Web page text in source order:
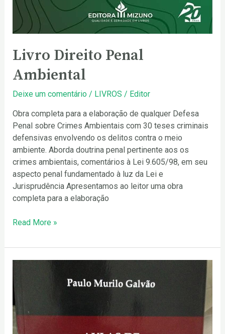
Livro Direito Penal
Ambiental
Deixe um comentário / LIVROS / Editor
Obra completa para a elaboração de qualquer Defesa
Penal sobre Crimes Ambientais com 30 teses criminais
defensivas envolvendo os delitos contra o meio
ambiente. Aborda doutrina penal pertinente aos os
crimes ambientais, comentários à Lei 9.605/98, em seu
aspecto penal fundamentado à luz da Lei e
Jurisprudência Apresentamos ao leitor uma obra
completa para a elaboração
Read More »
Livro
Direito
Penal